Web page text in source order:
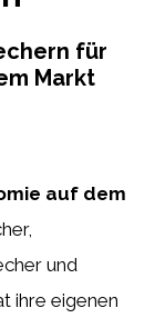
für
Markt
auf dem
und
ihre eigenen